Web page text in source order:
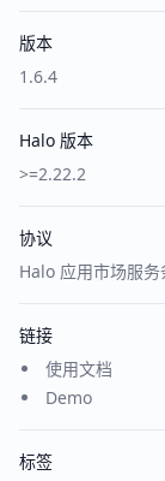
版本
1.6.4
Halo 版本
>=2.22.2
协议
Halo 应用市场服务
链接
使用文档
Demo
标签